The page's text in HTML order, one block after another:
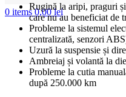
0 items 0,00lei
Rugină la aripi, praguri
care nu au beneficiat de
Probleme la sistemul
centralizată, senzori
Uzură la suspensie și
Ambreiaj și volantă la
Probleme la cutia
după 250.000 km